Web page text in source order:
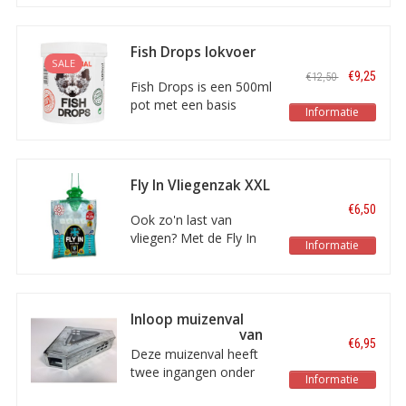
Zowel te gebruiken met
bijgeleverde USB-kabel
als met 4 AA batterijen.
SALE
Fish Drops lokvoer
andere vleeseters
Fish Drops is een 500ml
pot met een basis
van een vingertop. De
Fish Drops lokvoer
wordt voornamelijk
gebruikt in de
marterkooi
€12,50 €9,25
Informatie
Fly In Vliegenzak XXL
Ook zo'n last van
vliegen? Met de Fly In
vliegenzak heeft een
vangcapaciteit van
40.000 vliegen.
€6,50
Informatie
Inloop muizenval
onder een hoek van
90 graden
Deze muizenval heeft
twee ingangen onder
€6,95
Informatie